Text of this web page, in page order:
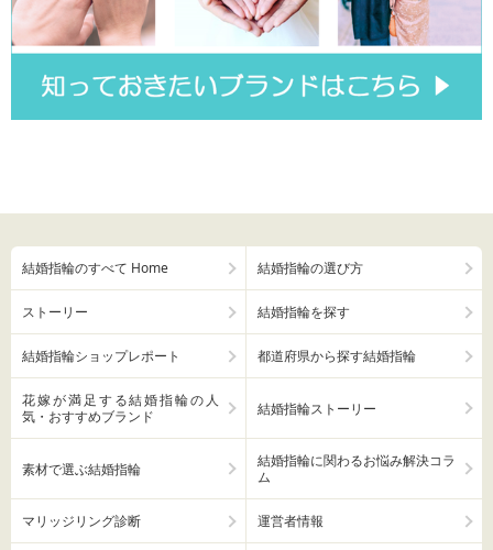
結婚指輪のすべて Home 結婚指輪の選び方
ストーリー 結婚指輪を探す
結婚指輪ショップレポート 都道府県から探す結婚指輪
花嫁が満足する結婚指輪の人
気・おすすめブランド
結婚指輪ストーリー
素材で選ぶ結婚指輪
結婚指輪に関わるお悩み解決コラ
ム
マリッジリング診断 運営者情報